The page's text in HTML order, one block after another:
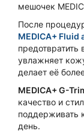
мешочек
После
MEDICA+ Fluid
предотвратить
увлажняет
делает её
MEDICA+ G-
качество и
поддерживать
день.